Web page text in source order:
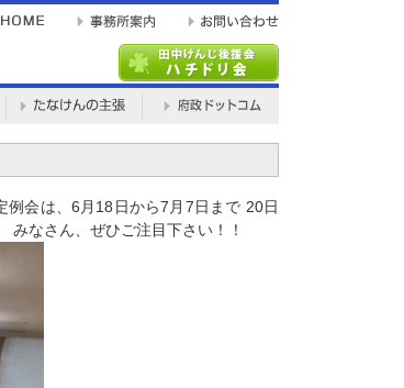
会は、6月18日から7月7日まで 20日
みなさん、ぜひご注目下さい！！